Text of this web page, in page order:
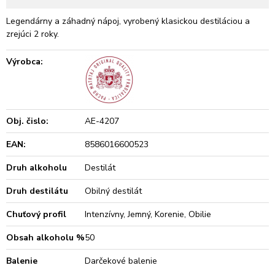
Legendárny a záhadný nápoj, vyrobený klasickou destiláciou a
zrejúci 2 roky.
Výrobca:
Obj. čislo:
AE-4207
EAN:
8586016600523
Druh alkoholu
Destilát
Druh destilátu
Obilný destilát
Chuťový profil
Intenzívny, Jemný, Korenie, Obilie
Obsah alkoholu %50
Balenie
Darčekové balenie